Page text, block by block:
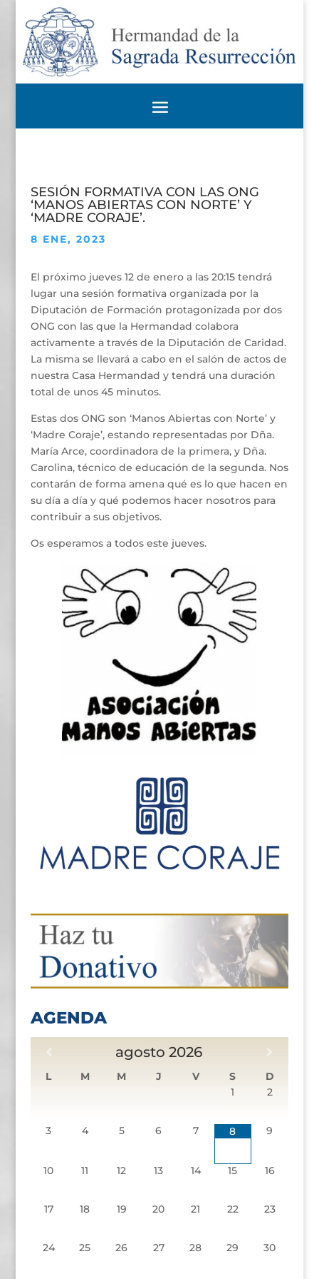
SESIÓN FORMATIVA CON LAS ONG
‘MANOS ABIERTAS CON NORTE’ Y
‘MADRE CORAJE’.
8 ENE, 2023
El próximo jueves 12 de enero a las 20:15 tendrá
lugar una sesión formativa organizada por la
Diputación de Formación protagonizada por dos
ONG con las que la Hermandad colabora
activamente a través de la Diputación de Caridad.
La misma se llevará a cabo en el salón de actos de
nuestra Casa Hermandad y tendrá una duración
total de unos 45 minutos.
Estas dos ONG son ‘Manos Abiertas con Norte’ y
‘Madre Coraje’, estando representadas por Dña.
María Arce, coordinadora de la primera, y Dña.
Carolina, técnico de educación de la segunda. Nos
contarán de forma amena qué es lo que hacen en
su día a día y qué podemos hacer nosotros para
contribuir a sus objetivos.
Os esperamos a todos este jueves.
AGENDA
agosto 2026
L M M J V S
D
1
2
3 4 5 6 7 8 9
10 11 12 13 14 15 16
17 18 19 20 21 22 23
24 25 26 27 28 29 30